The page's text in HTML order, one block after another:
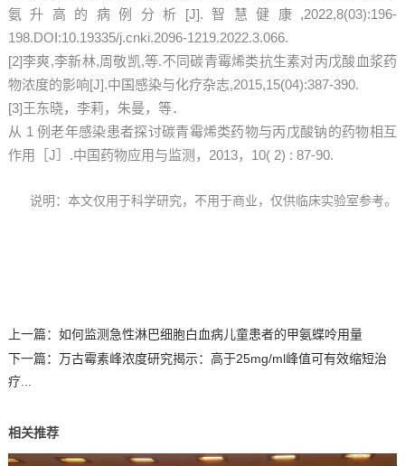
氨升高的病例分析[J].智慧健康,2022,8(03):196-
198.DOI:10.19335/j.cnki.2096-1219.2022.3.066.
[2]李爽,李新林,周敬凯,等.不同碳青霉烯类抗生素对丙戊酸血浆药
物浓度的影响[J].中国感染与化疗杂志,2015,15(04):387-390.
[3]王东晓，李莉，朱曼，等．
从 1 例老年感染患者探讨碳青霉烯类药物与丙戊酸钠的药物相互
作用［J］.中国药物应用与监测，2013，10( 2) : 87-90.
说明：本文仅用于科学研究，不用于商业，仅供临床实验室参考。
上一篇： 如何监测急性淋巴细胞白血病儿童患者的甲氨蝶呤用量
下一篇： 万古霉素峰浓度研究揭示：高于25mg/ml峰值可有效缩短治
疗...
相关推荐